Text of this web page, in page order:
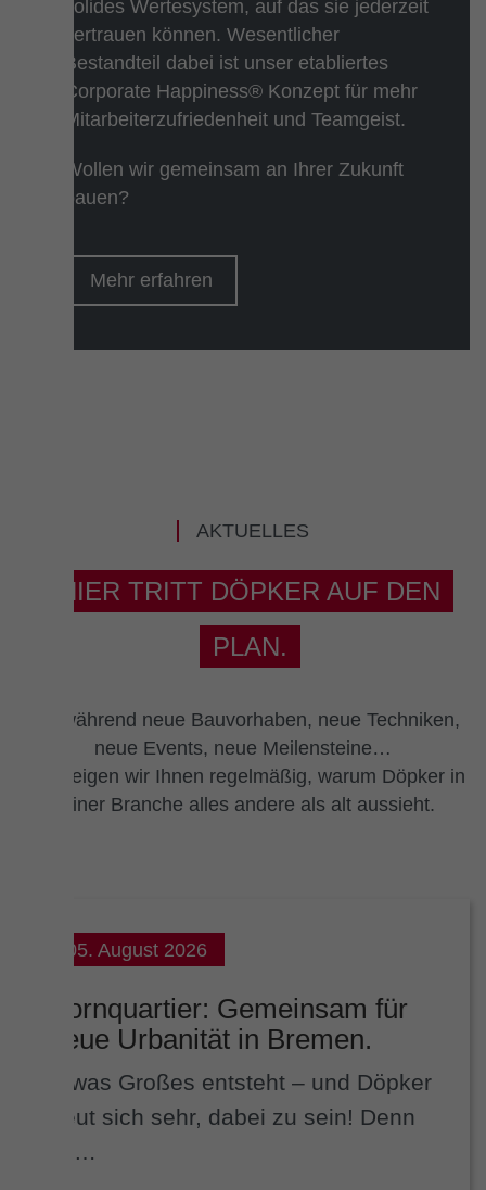
solides Wertesystem, auf das sie jederzeit
vertrauen können. Wesentlicher
Bestandteil dabei ist unser etabliertes
Corporate Happiness® Konzept für mehr
Mitarbeiterzufriedenheit und Teamgeist.
Wollen wir gemeinsam an Ihrer Zukunft
bauen?
Mehr erfahren
AKTUELLES
HIER TRITT DÖPKER AUF DEN
PLAN.
Fortwährend neue Bauvorhaben, neue Techniken,
neue Events, neue Meilensteine…
Hier zeigen wir Ihnen regelmäßig, warum Döpker in
seiner Branche alles andere als alt aussieht.
05. August 2026
Kornquartier: Gemeinsam für
neue Urbanität in Bremen.
Etwas Großes entsteht – und Döpker
freut sich sehr, dabei zu sein! Denn
in …